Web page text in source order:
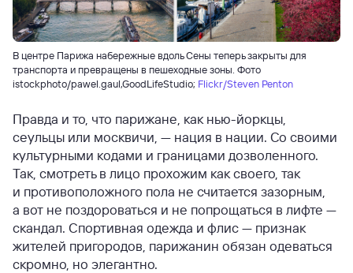
В центре Парижа набережные вдоль Сены теперь закрыты для
транспорта и превращены в пешеходные зоны. Фото
istockphoto/pawel.gaul,GoodLifeStudio; Flickr/Steven Penton
Правда и то, что парижане, как нью-йоркцы,
сеульцы или москвичи, — нация в нации. Со своими
культурными кодами и границами дозволенного.
Так, смотреть в лицо прохожим как своего, так
и противоположного пола не считается зазорным,
а вот не поздороваться и не попрощаться в лифте —
скандал. Спортивная одежда и флис — признак
жителей пригородов, парижанин обязан одеваться
скромно, но элегантно.